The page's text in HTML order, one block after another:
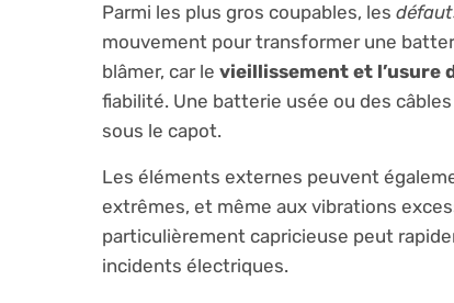
Parmi les plus gros coupables, les
mouvement pour transformer une
blâmer, car le vieillissement et l’usure
fiabilité. Une batterie usée ou des
sous le capot.
Les éléments externes peuvent
extrêmes, et même aux vibrations
particulièrement capricieuse peut
incidents électriques.